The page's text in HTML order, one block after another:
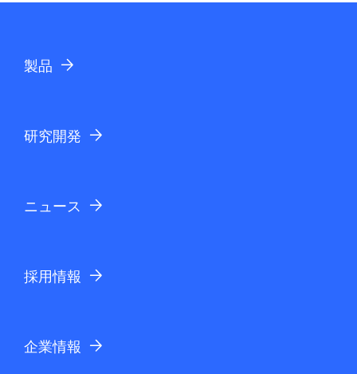
製品
研究開発
ニュース
採用情報
企業情報